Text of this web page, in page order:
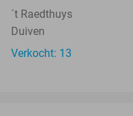
´t Raedthuys
Duiven
Verkocht: 13